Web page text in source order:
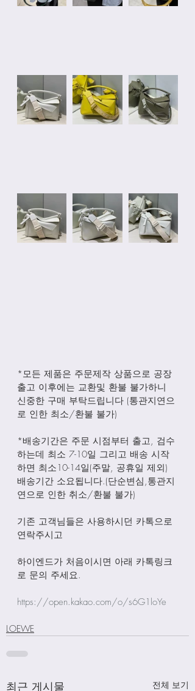
*모든 제품은 주문제작 상품으로 공장
출고 이후에는 교환및 환불 불가하니
신중한 구매 부탁드립니다 (통관지연으
로 인한 최소/환불 불가)
*배송기간은 주문 시점부터 출고, 검수
하는데 최소 7-10일 그리고 배송 시작
하면 최소10-14일(주말, 공휴일 제외)
배송기간 소요됩니다.(단순변심,통관지
연으로 인한 취소/환불 불가)
기존 고객님들은 사용하시던 카톡으로
연락주시고
하이엔드가 처음이시면 아래 카톡링크
로 문의 주세요.
https://open.kakao.com/o/s6G1loYe
LOEWE
최근 게시물 전체 보기